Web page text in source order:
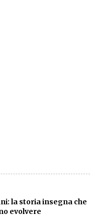
la storia insegna che
evolvere